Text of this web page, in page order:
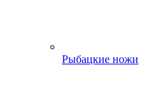
Рыбацкие ножи